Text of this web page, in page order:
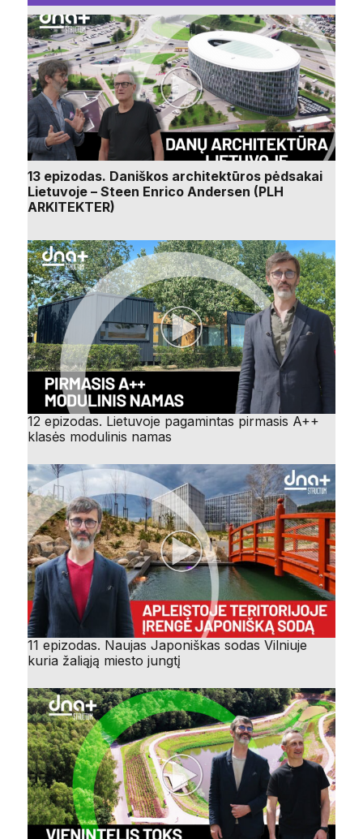
13 epizodas. Daniškos architektūros pėdsakai
Lietuvoje – Steen Enrico Andersen (PLH
ARKITEKTER)
12 epizodas. Lietuvoje pagamintas pirmasis A++
klasės modulinis namas
11 epizodas. Naujas Japoniškas sodas Vilniuje
kuria žaliąją miesto jungtį